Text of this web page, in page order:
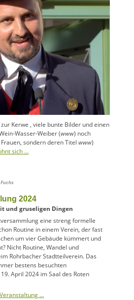
Kerwe , viele bunte Bilder und einen
Wasser-Weiber (www) noch
sondern deren Titel www)
sich …
2024
und gruseligen Dingen
eine streng formelle
Routine in einem Verein, der fast
um vier Gebäude kümmert und
Nicht Routine, Wandel und
Rohrbacher Stadtteilverein. Das
bestens besuchten
April 2024 im Saal des Roten
…